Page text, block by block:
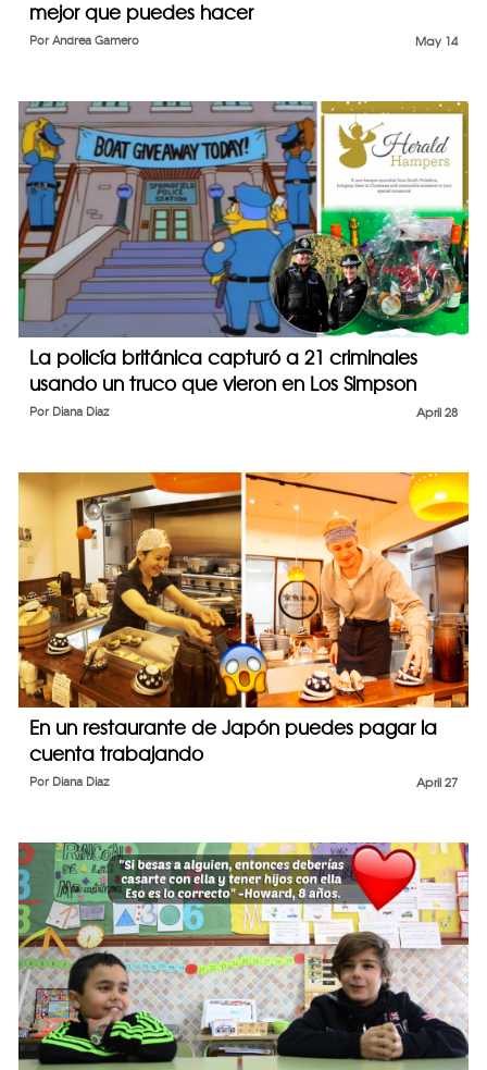
mejor que puedes hacer
May 14
Por Andrea Gamero
La policía británica capturó a 21 criminales
usando un truco que vieron en Los Simpson
April 28
Por Diana Diaz
En un restaurante de Japón puedes pagar la
cuenta trabajando
April 27
Por Diana Diaz